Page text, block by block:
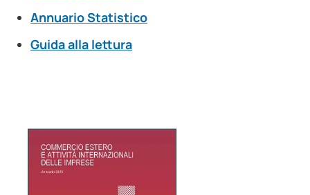
Annuario Statistico
Guida alla lettura